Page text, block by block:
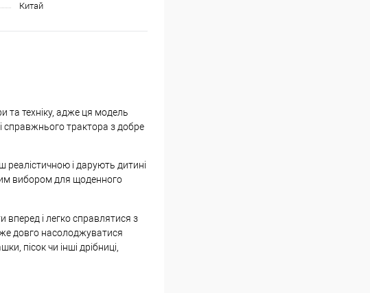
Китай
та техніку, адже ця модель
справжнього трактора з добре
і дарують дитині
вибором для щоденного
і легко справлятися з
довго насолоджуватися
пісок чи інші дрібниці,